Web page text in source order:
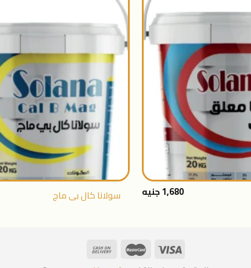
اضافة
الى
المنتجات
المفضلة
1,680جنيه سولانا كال بى ماج